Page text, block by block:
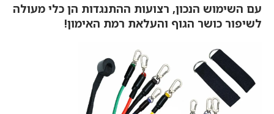
עם השימוש הנכון, רצועות ההתנגדות הן כלי מעולה
לשיפור כושר הגוף והעלאת רמת האימון!